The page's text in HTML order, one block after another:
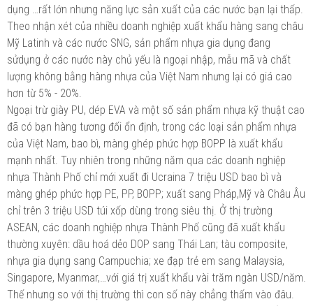
dụng …rất lớn nhưng năng lực sản xuất của các nước bạn lại thấp.
Theo nhận xét của nhiều doanh nghiệp xuất khẩu hàng sang châu
Mỹ Latinh và các nước SNG, sản phẩm nhựa gia dụng đang
sửdụng ở các nước này chủ yếu là ngoại nhập, mẫu mã và chất
lượng không bằng hàng nhựa của Việt Nam nhưng lại có giá cao
hơn từ 5% - 20%.
Ngoại trừ giày PU, dép EVA và một số sản phẩm nhựa kỹ thuật cao
đã có bạn hàng tương đối ổn định, trong các loại sản phẩm nhựa
của Việt Nam, bao bì, màng ghép phức hợp BOPP là xuất khẩu
mạnh nhất. Tuy nhiên trong những năm qua các doanh nghiệp
nhựa Thành Phố chỉ mới xuất đi Ucraina 7 triệu USD bao bì và
màng ghép phức hợp PE, PP, BOPP; xuất sang Pháp,Mỹ và Châu Âu
chỉ trên 3 triệu USD túi xốp dùng trong siêu thị. Ở thị trường
ASEAN, các doanh nghiệp nhựa Thành Phố cũng đã xuất khẩu
thường xuyên: dầu hoá dẻo DOP sang Thái Lan; tàu composite,
nhựa gia dụng sang Campuchia; xe đạp trẻ em sang Malaysia,
Singapore, Myanmar,…với giá trị xuất khẩu vài trăm ngàn USD/năm.
Thế nhưng so với thị trường thì con số này chẳng thấm vào đâu.